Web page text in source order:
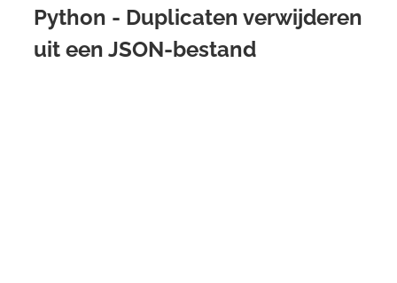
Python - Duplicaten verwijderen
uit een JSON-bestand